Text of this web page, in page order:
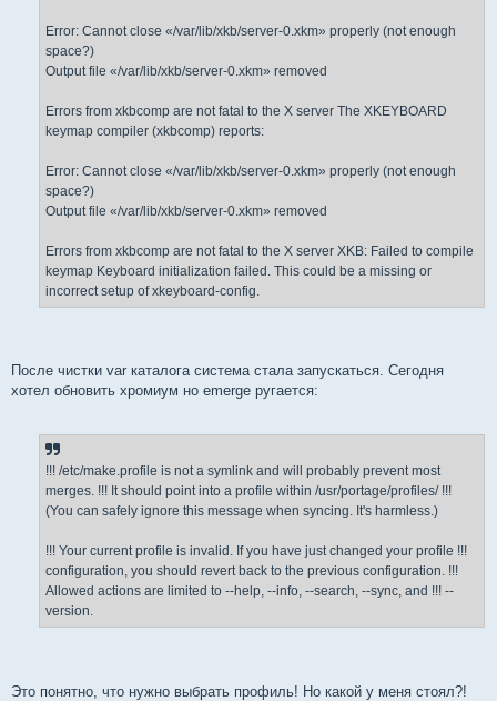
Error: Cannot close «/var/lib/xkb/server-0.xkm» properly (not enough
space?)
Output file «/var/lib/xkb/server-0.xkm» removed
Errors from xkbcomp are not fatal to the X server The XKEYBOARD
keymap compiler (xkbcomp) reports:
Error: Cannot close «/var/lib/xkb/server-0.xkm» properly (not enough
space?)
Output file «/var/lib/xkb/server-0.xkm» removed
Errors from xkbcomp are not fatal to the X server XKB: Failed to compile
keymap Keyboard initialization failed. This could be a missing or
incorrect setup of xkeyboard-config.
После чистки var каталога система стала запускаться. Сегодня
хотел обновить хромиум но emerge ругается:
!!! /etc/make.profile is not a symlink and will probably prevent most
merges. !!! It should point into a profile within /usr/portage/profiles/ !!!
(You can safely ignore this message when syncing. It's harmless.)
!!! Your current profile is invalid. If you have just changed your profile !!!
configuration, you should revert back to the previous configuration. !!!
Allowed actions are limited to --help, --info, --search, --sync, and !!! --
version.
Это понятно, что нужно выбрать профиль! Но какой у меня стоял?!